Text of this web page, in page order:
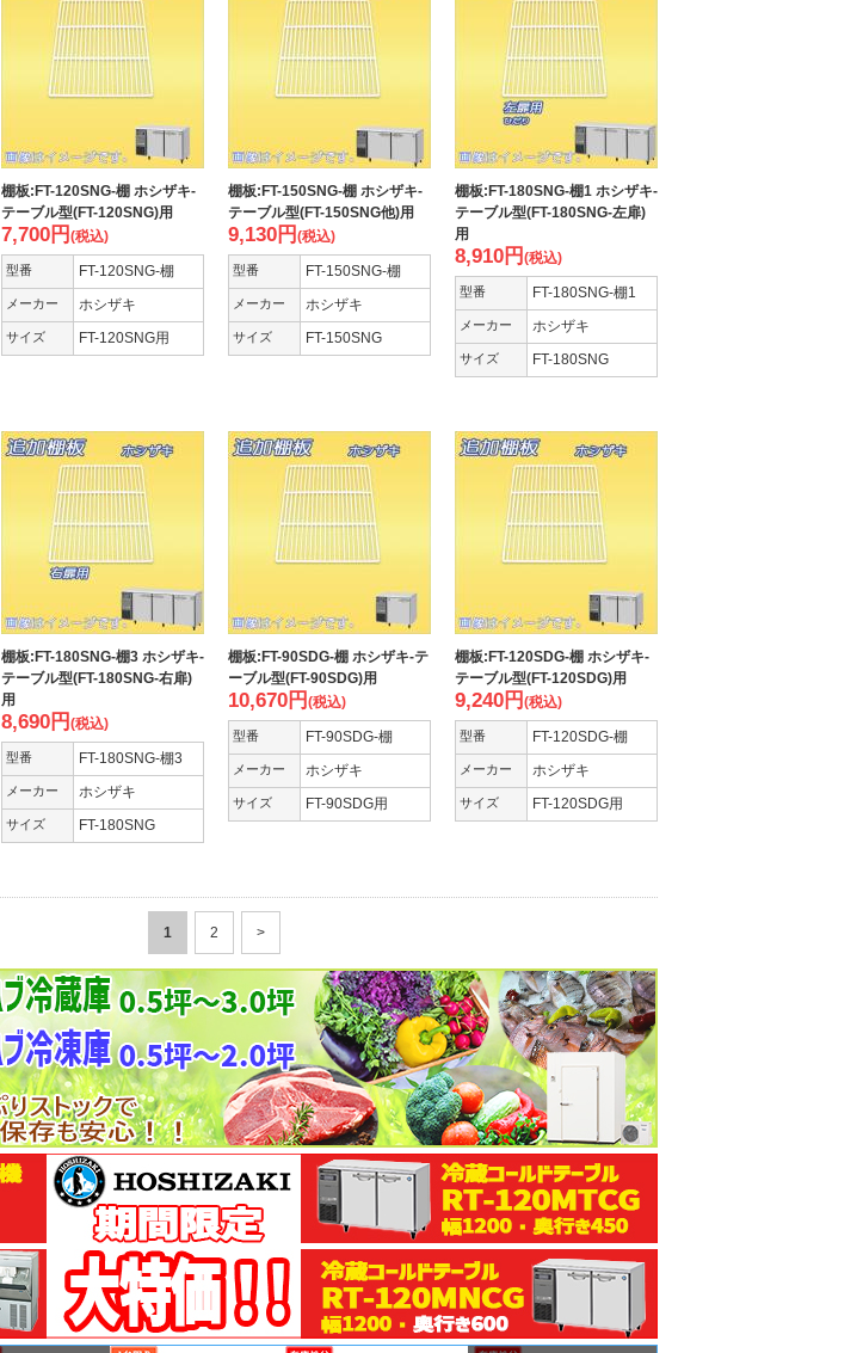
棚板:FT-120SNG-棚 ホシザキ-
テーブル型(FT-120SNG)用
7,700円 (税込)
型番 FT-120SNG-棚
メーカー ホシザキ
サイズ FT-120SNG用
棚板:FT-150SNG-棚 ホシザキ-
テーブル型(FT-150SNG他)用
9,130円 (税込)
型番 FT-150SNG-棚
メーカー ホシザキ
サイズ FT-150SNG
棚板:FT-180SNG-棚1 ホシザキ-
テーブル型(FT-180SNG-左扉)
用
8,910円 (税込)
型番 FT-180SNG-棚1
メーカー ホシザキ
サイズ FT-180SNG
棚板:FT-180SNG-棚3 ホシザキ-
テーブル型(FT-180SNG-右扉)
用
8,690円 (税込)
型番 FT-180SNG-棚3
メーカー ホシザキ
サイズ FT-180SNG
棚板:FT-90SDG-棚 ホシザキ-テ
ーブル型(FT-90SDG)用
10,670円 (税込)
型番 FT-90SDG-棚
メーカー ホシザキ
サイズ FT-90SDG用
棚板:FT-120SDG-棚 ホシザキ-
テーブル型(FT-120SDG)用
9,240円 (税込)
型番 FT-120SDG-棚
メーカー ホシザキ
サイズ FT-120SDG用
1 2 >